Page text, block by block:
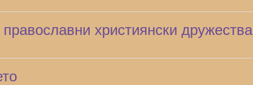
християнски дружества